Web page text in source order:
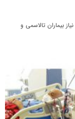
بیماران تالاسمی و